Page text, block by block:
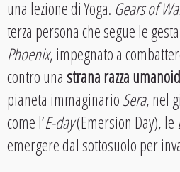
una lezione di Yoga. Gears of
terza persona che segue le
Phoenix, impegnato a
contro unastrana razza
pianeta immaginarioSera, nel
come l’E-day(Emersion Day), le
emergere dal sottosuolo per